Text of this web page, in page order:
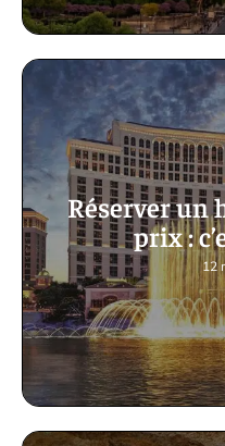
Réserver un
prix :
12